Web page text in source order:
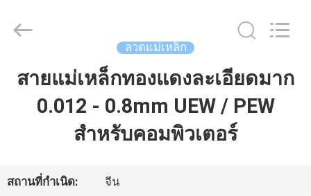
บ้าน
ผลิตภัณฑ์
วิดีโอ
Electric
Material
Reserved.
ลวดแม่เหล็ก
สายแม่เหล็กทองแดงละเอียดมาก
0.012 - 0.8mm UEW / PEW
สําหรับคอมพิวเตอร์
สถานที่กำเนิด: จีน